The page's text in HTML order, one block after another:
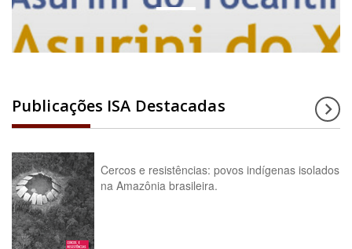
Publicações ISA Destacadas
Cercos e resistências: povos indígenas isolados
na Amazônia brasileira.